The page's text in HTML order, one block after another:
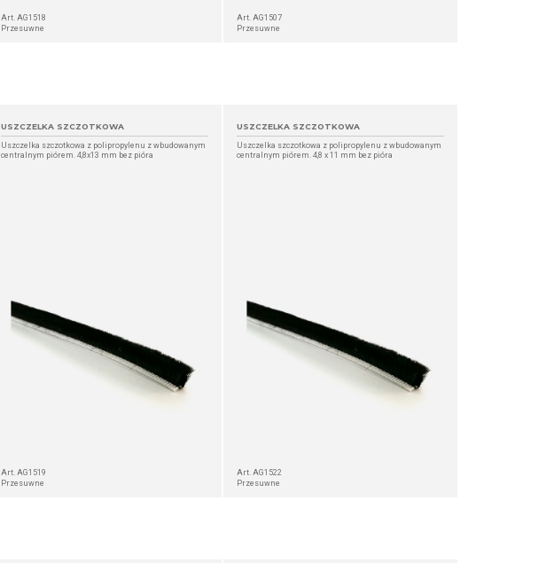
Art. AG1518
Przesuwne
Art. AG1507
Przesuwne
USZCZELKA SZCZOTKOWA
Uszczelka szczotkowa z polipropylenu z wbudowanym
centralnym piórem. 4,8x13 mm bez pióra
Art. AG1519
Przesuwne
USZCZELKA SZCZOTKOWA
Uszczelka szczotkowa z polipropylenu z wbudowanym
centralnym piórem. 4,8 x 11 mm bez pióra
Art. AG1522
Przesuwne